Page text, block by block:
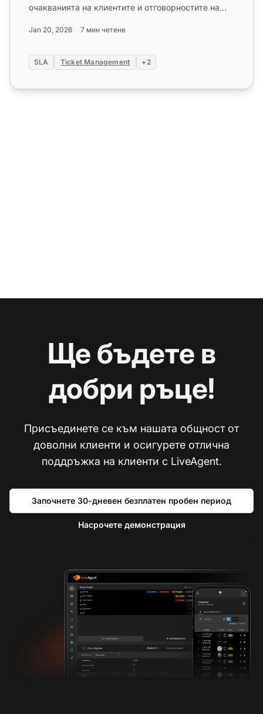
очакванията на клиентите и отговорностите на
Jan 20, 2026 7 мин четене
SLA Ticket Management +2
Ще бъдете в
добри ръце!
Присъединете се към нашата общност от
доволни клиенти и осигурете отлична
поддръжка на клиенти с LiveAgent.
Започнете 30-дневен безплатен пробен период
Насрочете демонстрация